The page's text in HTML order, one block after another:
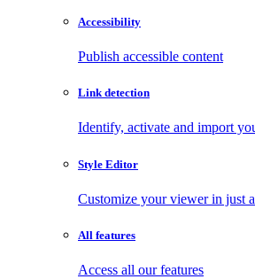
Accessibility
Publish accessible content
Link detection
Identify, activate and import
Style Editor
Customize your viewer in just
All features
Access all our features